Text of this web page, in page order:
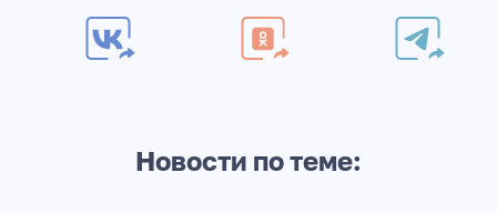
Новости по теме: